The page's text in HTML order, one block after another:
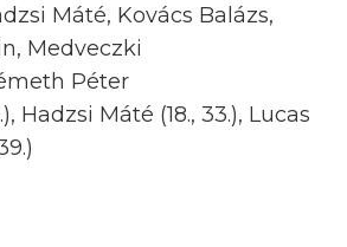
Máté, Kovács Balázs,
Medveczki
Péter
Hadzsi Máté (18., 33.), Lucas